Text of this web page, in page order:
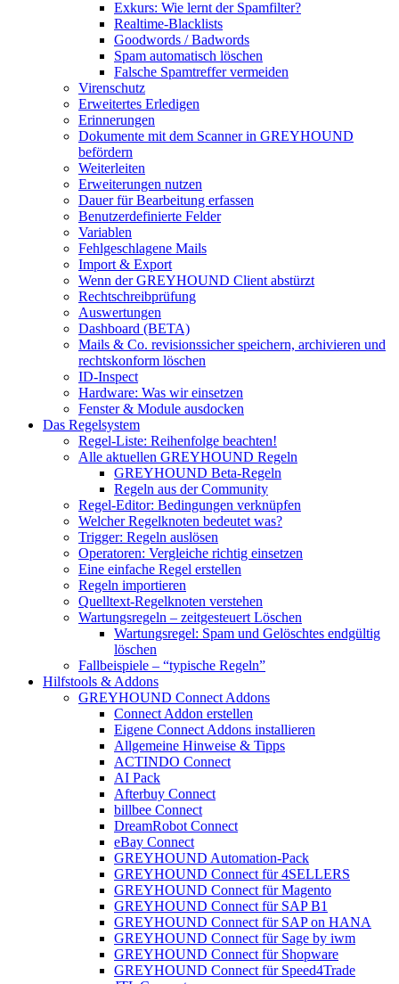
Exkurs: Wie lernt der Spamfilter?
Realtime-Blacklists
Goodwords / Badwords
Spam automatisch löschen
Falsche Spamtreffer vermeiden
Virenschutz
Erweitertes Erledigen
Erinnerungen
Dokumente mit dem Scanner in GREYHOUND
befördern
Weiterleiten
Erweiterungen nutzen
Dauer für Bearbeitung erfassen
Benutzerdefinierte Felder
Variablen
Fehlgeschlagene Mails
Import & Export
Wenn der GREYHOUND Client abstürzt
Rechtschreibprüfung
Auswertungen
Dashboard (BETA)
Mails & Co. revisionssicher speichern, archivieren und
rechtskonform löschen
ID-Inspect
Hardware: Was wir einsetzen
Fenster & Module ausdocken
Das Regelsystem
Regel-Liste: Reihenfolge beachten!
Alle aktuellen GREYHOUND Regeln
GREYHOUND Beta-Regeln
Regeln aus der Community
Regel-Editor: Bedingungen verknüpfen
Welcher Regelknoten bedeutet was?
Trigger: Regeln auslösen
Operatoren: Vergleiche richtig einsetzen
Eine einfache Regel erstellen
Regeln importieren
Quelltext-Regelknoten verstehen
Wartungsregeln – zeitgesteuert Löschen
Wartungsregel: Spam und Gelöschtes endgültig
löschen
Fallbeispiele – “typische Regeln”
Hilfstools & Addons
GREYHOUND Connect Addons
Connect Addon erstellen
Eigene Connect Addons installieren
Allgemeine Hinweise & Tipps
ACTINDO Connect
AI Pack
Afterbuy Connect
billbee Connect
DreamRobot Connect
eBay Connect
GREYHOUND Automation-Pack
GREYHOUND Connect für 4SELLERS
GREYHOUND Connect für Magento
GREYHOUND Connect für SAP B1
GREYHOUND Connect für SAP on HANA
GREYHOUND Connect für Sage by iwm
GREYHOUND Connect für Shopware
GREYHOUND Connect für Speed4Trade